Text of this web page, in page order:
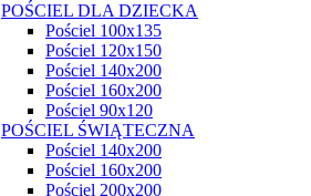
POŚCIEL DLA DZIECKA
Pościel 100x135
Pościel 120x150
Pościel 140x200
Pościel 160x200
Pościel 90x120
POŚCIEL ŚWIĄTECZNA
Pościel 140x200
Pościel 160x200
Pościel 200x200